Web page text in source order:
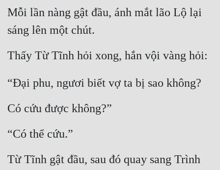
Mỗi lần nàng gật đầu, ánh mắt lão Lộ lại
sáng lên một chút.
Thấy Từ Tĩnh hỏi xong, hắn vội vàng hỏi:
“Đại phu, ngươi biết vợ ta bị sao không?
Có cứu được không?”
“Có thể cứu.”
Từ Tĩnh gật đầu, sau đó quay sang Trình